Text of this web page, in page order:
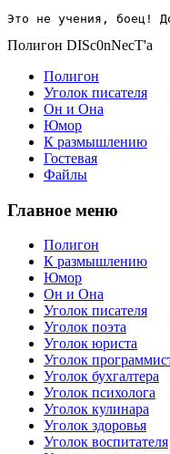
Это не учения, боец!
Полигон DISc0nNecT'a
Полигон
Уголок писателя
Он и Она
Юмор
К размышлению
Гостевая
Файлы
Главное меню
Полигон
К размышлению
Юмор
Он и Она
Уголок писателя
Уголок поэта
Уголок юриста
Уголок
Уголок бухгалтера
Уголок психолога
Уголок кулинара
Уголок здоровья
Уголок воспитателя